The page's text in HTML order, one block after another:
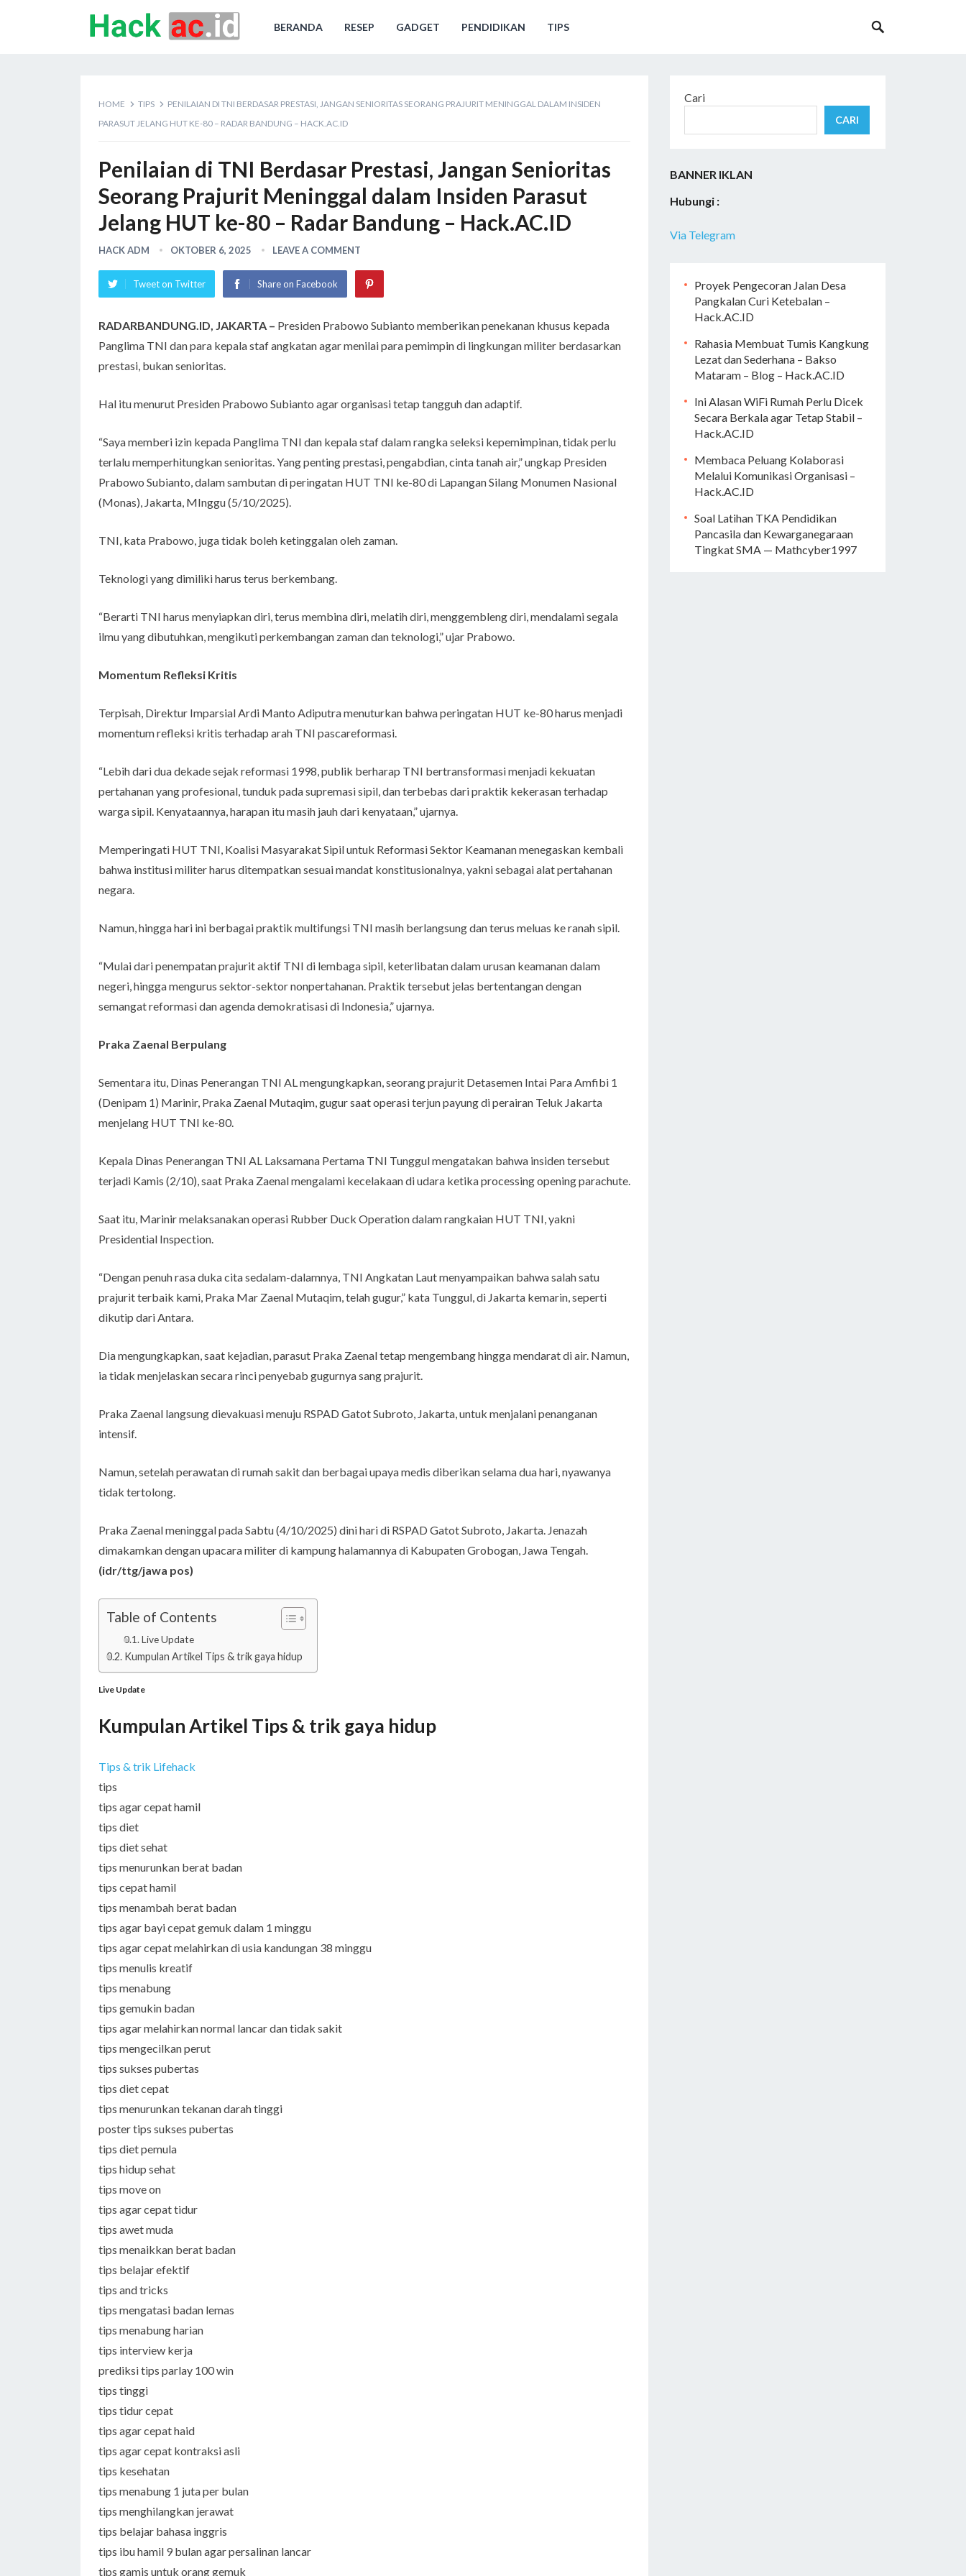
BERANDA RESEP GADGET PENDIDIKAN TIPS
HOME TIPS
PENILAIAN DI TNI BERDASAR PRESTASI, JANGAN SENIORITAS SEORANG PRAJURIT MENINGGAL DALAM INSIDEN
PARASUT JELANG HUT KE-80 – RADAR BANDUNG – HACK.AC.ID
Penilaian di TNI Berdasar Prestasi, Jangan Senioritas
Seorang Prajurit Meninggal dalam Insiden Parasut
Jelang HUT ke-80 – Radar Bandung – Hack.AC.ID
HACK ADM OKTOBER 6, 2025 LEAVE A COMMENT
Tweet on Twitter Share on Facebook
RADARBANDUNG.ID, JAKARTA – Presiden Prabowo Subianto memberikan penekanan khusus kepada
Panglima TNI dan para kepala staf angkatan agar menilai para pemimpin di lingkungan militer berdasarkan
prestasi, bukan senioritas.
Hal itu menurut Presiden Prabowo Subianto agar organisasi tetap tangguh dan adaptif.
“Saya memberi izin kepada Panglima TNI dan kepala staf dalam rangka seleksi kepemimpinan, tidak perlu
terlalu memperhitungkan senioritas. Yang penting prestasi, pengabdian, cinta tanah air,” ungkap Presiden
Prabowo Subianto, dalam sambutan di peringatan HUT TNI ke-80 di Lapangan Silang Monumen Nasional
(Monas), Jakarta, MInggu (5/10/2025).
TNI, kata Prabowo, juga tidak boleh ketinggalan oleh zaman.
Teknologi yang dimiliki harus terus berkembang.
“Berarti TNI harus menyiapkan diri, terus membina diri, melatih diri, menggembleng diri, mendalami segala
ilmu yang dibutuhkan, mengikuti perkembangan zaman dan teknologi,” ujar Prabowo.
Momentum Refleksi Kritis
Terpisah, Direktur Imparsial Ardi Manto Adiputra menuturkan bahwa peringatan HUT ke-80 harus menjadi
momentum refleksi kritis terhadap arah TNI pascareformasi.
“Lebih dari dua dekade sejak reformasi 1998, publik berharap TNI bertransformasi menjadi kekuatan
pertahanan yang profesional, tunduk pada supremasi sipil, dan terbebas dari praktik kekerasan terhadap
warga sipil. Kenyataannya, harapan itu masih jauh dari kenyataan,” ujarnya.
Memperingati HUT TNI, Koalisi Masyarakat Sipil untuk Reformasi Sektor Keamanan menegaskan kembali
bahwa institusi militer harus ditempatkan sesuai mandat konstitusionalnya, yakni sebagai alat pertahanan
negara.
Namun, hingga hari ini berbagai praktik multifungsi TNI masih berlangsung dan terus meluas ke ranah sipil.
“Mulai dari penempatan prajurit aktif TNI di lembaga sipil, keterlibatan dalam urusan keamanan dalam
negeri, hingga mengurus sektor-sektor nonpertahanan. Praktik tersebut jelas bertentangan dengan
semangat reformasi dan agenda demokratisasi di Indonesia,” ujarnya.
Praka Zaenal Berpulang
Sementara itu, Dinas Penerangan TNI AL mengungkapkan, seorang prajurit Detasemen Intai Para Amfibi 1
(Denipam 1) Marinir, Praka Zaenal Mutaqim, gugur saat operasi terjun payung di perairan Teluk Jakarta
menjelang HUT TNI ke-80.
Kepala Dinas Penerangan TNI AL Laksamana Pertama TNI Tunggul mengatakan bahwa insiden tersebut
terjadi Kamis (2/10), saat Praka Zaenal mengalami kecelakaan di udara ketika processing opening parachute.
Saat itu, Marinir melaksanakan operasi Rubber Duck Operation dalam rangkaian HUT TNI, yakni
Presidential Inspection.
“Dengan penuh rasa duka cita sedalam-dalamnya, TNI Angkatan Laut menyampaikan bahwa salah satu
prajurit terbaik kami, Praka Mar Zaenal Mutaqim, telah gugur,” kata Tunggul, di Jakarta kemarin, seperti
dikutip dari Antara.
Dia mengungkapkan, saat kejadian, parasut Praka Zaenal tetap mengembang hingga mendarat di air. Namun,
ia tidak menjelaskan secara rinci penyebab gugurnya sang prajurit.
Praka Zaenal langsung dievakuasi menuju RSPAD Gatot Subroto, Jakarta, untuk menjalani penanganan
intensif.
Namun, setelah perawatan di rumah sakit dan berbagai upaya medis diberikan selama dua hari, nyawanya
tidak tertolong.
Praka Zaenal meninggal pada Sabtu (4/10/2025) dini hari di RSPAD Gatot Subroto, Jakarta. Jenazah
dimakamkan dengan upacara militer di kampung halamannya di Kabupaten Grobogan, Jawa Tengah.
(idr/ttg/jawa pos)
Table of Contents
Live Update
Kumpulan Artikel Tips & trik gaya hidup
Live Update
Kumpulan Artikel Tips & trik gaya hidup
Tips & trik Lifehack
tips
tips agar cepat hamil
tips diet
tips diet sehat
tips menurunkan berat badan
tips cepat hamil
tips menambah berat badan
tips agar bayi cepat gemuk dalam 1 minggu
tips agar cepat melahirkan di usia kandungan 38 minggu
tips menulis kreatif
tips menabung
tips gemukin badan
tips agar melahirkan normal lancar dan tidak sakit
tips mengecilkan perut
tips sukses pubertas
tips diet cepat
tips menurunkan tekanan darah tinggi
poster tips sukses pubertas
tips diet pemula
tips hidup sehat
tips move on
tips agar cepat tidur
tips awet muda
tips menaikkan berat badan
tips belajar efektif
tips and tricks
tips mengatasi badan lemas
tips menabung harian
tips interview kerja
prediksi tips parlay 100 win
tips tinggi
tips tidur cepat
tips agar cepat haid
tips agar cepat kontraksi asli
tips kesehatan
tips menabung 1 juta per bulan
tips menghilangkan jerawat
tips belajar bahasa inggris
tips ibu hamil 9 bulan agar persalinan lancar
tips gamis untuk orang gemuk
Cari
CARI
BANNER IKLAN
Hubungi :
Via Telegram
Proyek Pengecoran Jalan Desa
Pangkalan Curi Ketebalan –
Hack.AC.ID
Rahasia Membuat Tumis Kangkung
Lezat dan Sederhana – Bakso
Mataram – Blog – Hack.AC.ID
Ini Alasan WiFi Rumah Perlu Dicek
Secara Berkala agar Tetap Stabil –
Hack.AC.ID
Membaca Peluang Kolaborasi
Melalui Komunikasi Organisasi –
Hack.AC.ID
Soal Latihan TKA Pendidikan
Pancasila dan Kewarganegaraan
Tingkat SMA — Mathcyber1997